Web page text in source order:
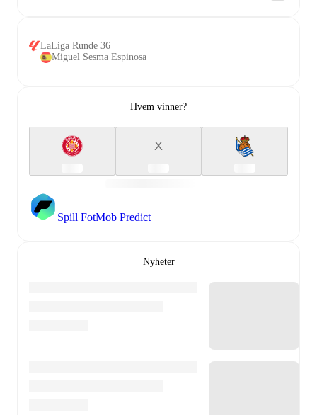
LaLiga Runde 36
Miguel Sesma Espinosa
Hvem vinner?
X
Spill FotMob Predict
Nyheter